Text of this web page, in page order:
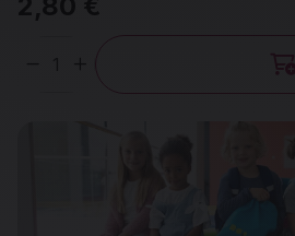
Količina